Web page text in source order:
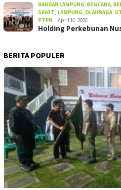
BANDAR LAMPUNG BENCANA
SAWIT LAMPUNG OLAHRAGA
PTPN
April 16, 2026
Holding Perkebunan
BERITA POPULER